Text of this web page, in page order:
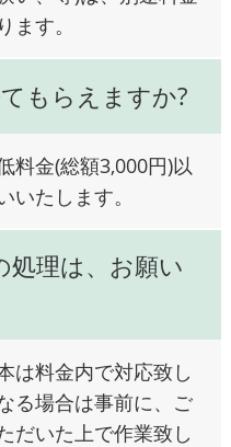
ます。
もらえますか?
料金(総額3,000円)以
いたします。
処理は、お願い
は料金内で対応致し
る場合は事前に、ご
だいた上で作業致し